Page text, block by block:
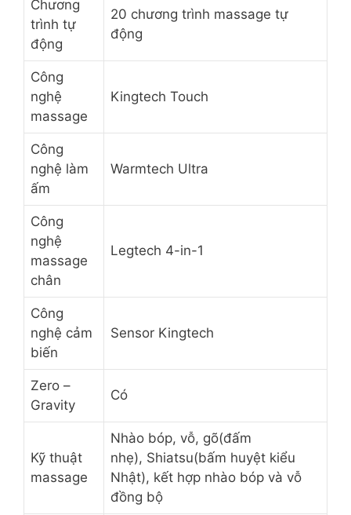
Chương
trình tự
động
20 chương trình massage tự
động
Công
nghệ
massage
Kingtech Touch
Công
nghệ làm
ấm
Warmtech Ultra
Công
nghệ
massage
chân
Legtech 4-in-1
Công
nghệ cảm
biến
Sensor Kingtech
Zero –
Gravity
Có
Kỹ thuật
massage
Nhào bóp, vỗ, gõ(đấm
nhẹ), Shiatsu(bấm huyệt kiểu
Nhật), kết hợp nhào bóp và vỗ
đồng bộ